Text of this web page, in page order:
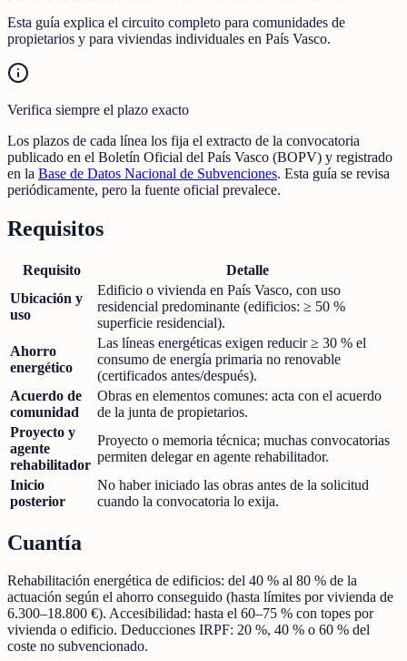
Esta guía explica el circuito completo para comunidades de
propietarios y para viviendas individuales en País Vasco.
Verifica siempre el plazo exacto
Los plazos de cada línea los fija el extracto de la convocatoria
publicado en el Boletín Oficial del País Vasco (BOPV) y registrado
en la Base de Datos Nacional de Subvenciones. Esta guía se revisa
periódicamente, pero la fuente oficial prevalece.
Requisitos
Requisito
Detalle
Ubicación y
uso
Edificio o vivienda en País Vasco, con uso
residencial predominante (edificios: ≥ 50 %
superficie residencial).
Ahorro
energético
Las líneas energéticas exigen reducir ≥ 30 % el
consumo de energía primaria no renovable
(certificados antes/después).
Acuerdo de
comunidad
Obras en elementos comunes: acta con el acuerdo
de la junta de propietarios.
Proyecto y
agente
rehabilitador
Proyecto o memoria técnica; muchas convocatorias
permiten delegar en agente rehabilitador.
Inicio
posterior
No haber iniciado las obras antes de la solicitud
cuando la convocatoria lo exija.
Cuantía
Rehabilitación energética de edificios: del 40 % al 80 % de la
actuación según el ahorro conseguido (hasta límites por vivienda de
6.300–18.800 €). Accesibilidad: hasta el 60–75 % con topes por
vivienda o edificio. Deducciones IRPF: 20 %, 40 % o 60 % del
coste no subvencionado.